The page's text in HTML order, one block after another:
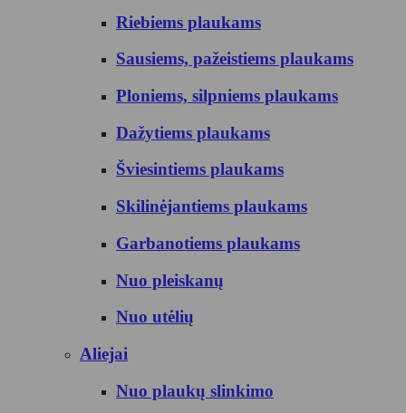
Riebiems plaukams
Sausiems, pažeistiems plaukams
Ploniems, silpniems plaukams
Dažytiems plaukams
Šviesintiems plaukams
Skilinėjantiems plaukams
Garbanotiems plaukams
Nuo pleiskanų
Nuo utėlių
Aliejai
Nuo plaukų slinkimo